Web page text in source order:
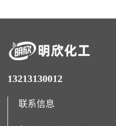
13213130012
联系信息